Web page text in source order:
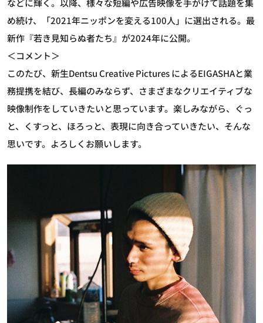
などに輝く。以降、様々な短編や広告映像を手がけて話題を集
め続け、「2021年ニッポンを変える100人」に選出される。最
新作『若き見知らぬ者たち』が2024年に公開。
＜コメント＞
このたび、新生Dentsu Creative Pictures によるEIGASHAと業
務提携を結び、長編のみならず、さまざまなクリエイティブな
映像制作をしていきたいと思っています。楽しみながら、ぐっ
と、くすっと、ほろっと、表現に向き合っていきたい、そんな
思いです。よろしくお願いします。